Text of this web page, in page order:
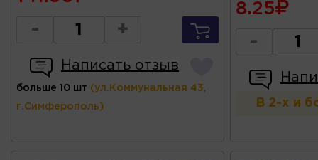
- +
Написать отзыв
больше 10 шт (ул.Коммунальная 43,
г.Симферополь)
8.25
-
В 2-х и